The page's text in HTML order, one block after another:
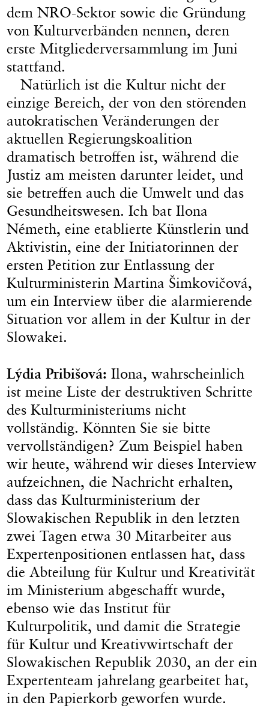
dem NRO-Sektor sowie die Gründung
von Kulturverbänden nennen, deren
erste Mitgliederversammlung im Juni
stattfand.
Natürlich ist die Kultur nicht der
einzige Bereich, der von den störenden
autokratischen Veränderungen der
aktuellen Regierungskoalition
dramatisch betroffen ist, während die
Justiz am meisten darunter leidet, und
sie betreffen auch die Umwelt und das
Gesundheitswesen. Ich bat Ilona
Németh, eine etablierte Künstlerin und
Aktivistin, eine der Initiatorinnen der
ersten Petition zur Entlassung der
Kulturministerin Martina Šimkovičová,
um ein Interview über die alarmierende
Situation vor allem in der Kultur in der
Slowakei.
Lýdia Pribišová:Ilona, wahrscheinlich
ist meine Liste der destruktiven Schritte
des Kulturministeriums nicht
vollständig. Könnten Sie sie bitte
vervollständigen? Zum Beispiel haben
wir heute, während wir dieses Interview
aufzeichnen, die Nachricht erhalten,
dass das Kulturministerium der
Slowakischen Republik in den letzten
zwei Tagen etwa 30 Mitarbeiter aus
Expertenpositionen entlassen hat, dass
die Abteilung für Kultur und Kreativität
im Ministerium abgeschafft wurde,
ebenso wie das Institut für
Kulturpolitik, und damit die Strategie
für Kultur und Kreativwirtschaft der
Slowakischen Republik 2030, an der ein
Expertenteam jahrelang gearbeitet hat,
in den Papierkorb geworfen wurde.